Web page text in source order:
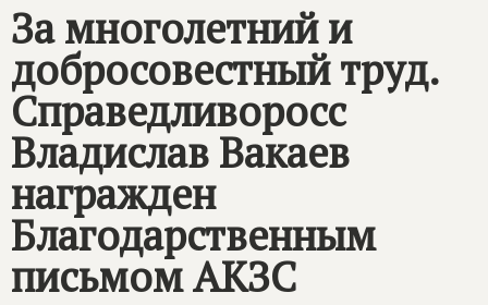
За многолетний и
добросовестный труд.
Справедливоросс
Владислав Вакаев
награжден
Благодарственным
письмом АКЗС